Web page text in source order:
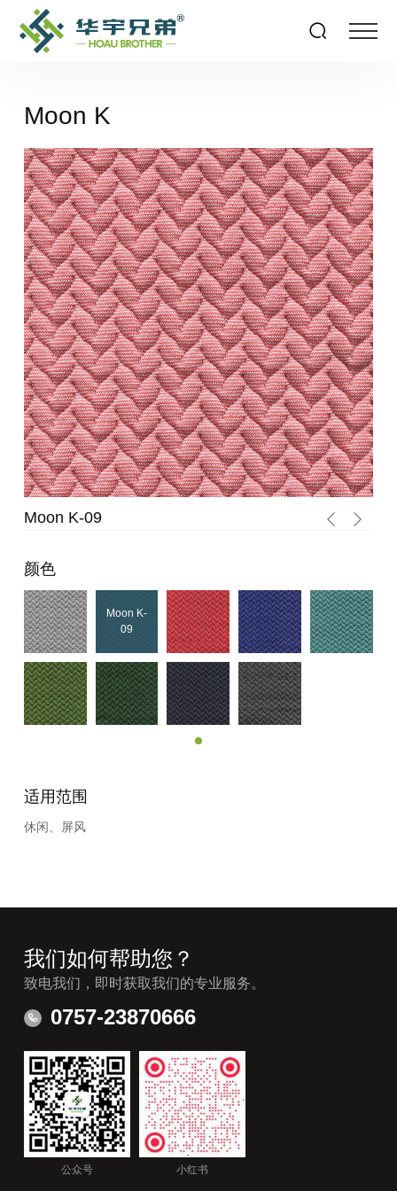
Moon K
Moon K-08
颜色
Moon K-
09
Moon K-
08
适用范围
休闲、屏风
我们如何帮助您？
致电我们，即时获取我们的专业服务。
0757-23870666
公众号 小红书